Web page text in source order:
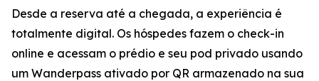
Desde a reserva até a chegada, a experiência é
totalmente digital. Os hóspedes fazem o check-in
online e acessam o prédio e seu pod privado usando
um Wanderpass ativado por QR armazenado na sua